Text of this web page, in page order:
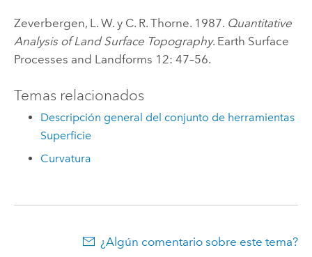
Zeverbergen, L. W. y C. R. Thorne. 1987. Quantitative
Analysis of Land Surface Topography. Earth Surface
Processes and Landforms 12: 47–56.
Temas relacionados
Descripción general del conjunto de herramientas
Superficie
Curvatura
¿Algún comentario sobre este tema?